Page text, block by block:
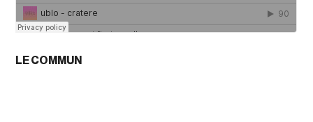
LE COMMUN